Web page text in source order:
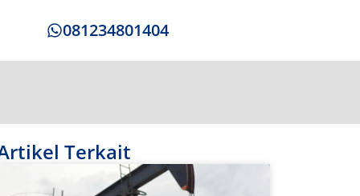
081234801404
Terkait